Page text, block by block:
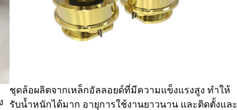
ชุดล้อผลิตจากเหล็กอัลลอยด์ที่มีความแข็งแรงสูง ทำให้
รับน้ำหนักได้มาก อายุการใช้งานยาวนาน และติดตั้งและ